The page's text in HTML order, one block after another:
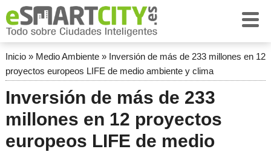
Inicio» Medio Ambiente» Inversión de más de 233 millones en 12
proyectos europeos LIFE de medio ambiente y clima
Inversión de más de 233
millones en 12 proyectos
europeos LIFE de medio